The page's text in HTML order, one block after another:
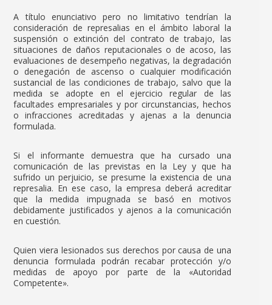
A título enunciativo pero no limitativo tendrían la
consideración de represalias en el ámbito laboral la
suspensión o extinción del contrato de trabajo, las
situaciones de daños reputacionales o de acoso, las
evaluaciones de desempeño negativas, la degradación
o denegación de ascenso o cualquier modificación
sustancial de las condiciones de trabajo, salvo que la
medida se adopte en el ejercicio regular de las
facultades empresariales y por circunstancias, hechos
o infracciones acreditadas y ajenas a la denuncia
formulada.
Si el informante demuestra que ha cursado una
comunicación de las previstas en la Ley y que ha
sufrido un perjuicio, se presume la existencia de una
represalia. En ese caso, la empresa deberá acreditar
que la medida impugnada se basó en motivos
debidamente justificados y ajenos a la comunicación
en cuestión.
Quien viera lesionados sus derechos por causa de una
denuncia formulada podrán recabar protección y/o
medidas de apoyo por parte de la «Autoridad
Competente».